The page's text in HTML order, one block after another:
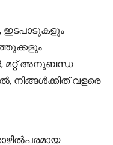
ഇടപാടുകളും
മറ്റ് അനുബന്ധ
നിങ്ങൾക്കിത് വളരെ